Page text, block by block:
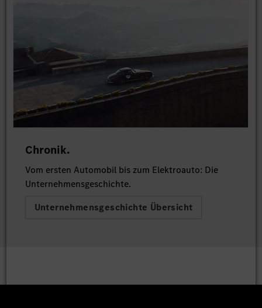
Chronik.
Vom ersten Automobil bis zum Elektroauto: Die
Unternehmensgeschichte.
Unternehmensgeschichte Übersicht